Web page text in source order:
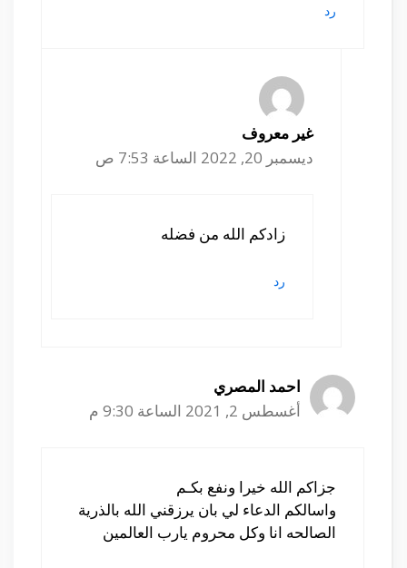
رد
غير معروف
ديسمبر 20, 2022 الساعة 7:53 ص
زادكم الله من فضله
رد
احمد المصري
أغسطس 2, 2021 الساعة 9:30 م
جزاكم الله خيرا ونفع بكـم
واسالكم الدعاء لي بان يرزقني الله بالذرية
الصالحه انا وكل محروم يارب العالمين